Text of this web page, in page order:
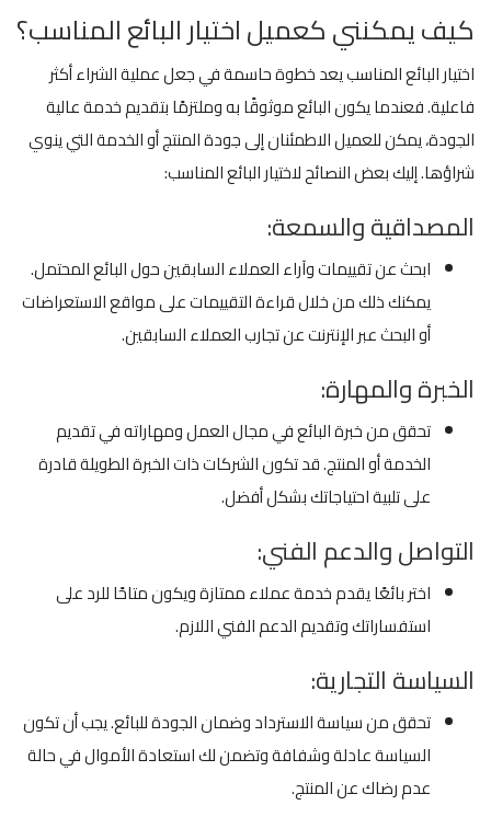
كيف يمكنني كعميل اختيار البائع المناسب؟
اختيار البائع المناسب يعد خطوة حاسمة في جعل عملية الشراء أكثر
فاعلية. فعندما يكون البائع موثوقًا به وملتزمًا بتقديم خدمة عالية
الجودة، يمكن للعميل الاطمئنان إلى جودة المنتج أو الخدمة التي ينوي
شراؤها. إليك بعض النصائح لاختيار البائع المناسب:
المصداقية والسمعة:
ابحث عن تقييمات وآراء العملاء السابقين حول البائع المحتمل.
يمكنك ذلك من خلال قراءة التقييمات على مواقع الاستعراضات
أو البحث عبر الإنترنت عن تجارب العملاء السابقين.
الخبرة والمهارة:
تحقق من خبرة البائع في مجال العمل ومهاراته في تقديم
الخدمة أو المنتج. قد تكون الشركات ذات الخبرة الطويلة قادرة
على تلبية احتياجاتك بشكل أفضل.
التواصل والدعم الفني:
اختر بائعًا يقدم خدمة عملاء ممتازة ويكون متاحًا للرد على
استفساراتك وتقديم الدعم الفني اللازم.
السياسة التجارية:
تحقق من سياسة الاسترداد وضمان الجودة للبائع. يجب أن تكون
السياسة عادلة وشفافة وتضمن لك استعادة الأموال في حالة
عدم رضاك عن المنتج.